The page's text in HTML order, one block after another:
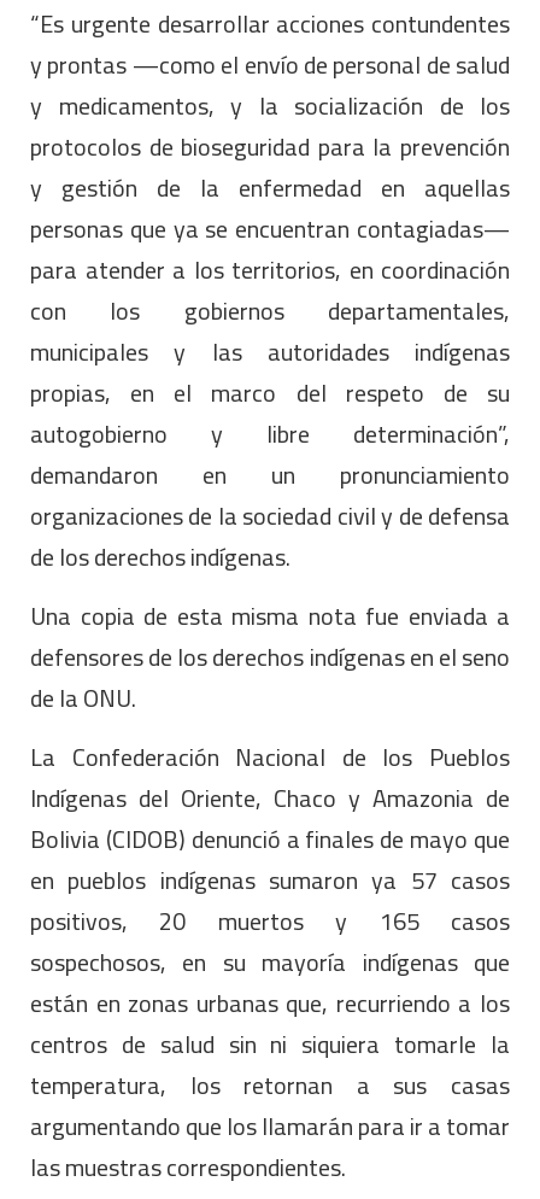
“Es urgente desarrollar acciones contundentes
y prontas —como el envío de personal de salud
y medicamentos, y la socialización de los
protocolos de bioseguridad para la prevención
y gestión de la enfermedad en aquellas
personas que ya se encuentran contagiadas—
para atender a los territorios, en coordinación
con los gobiernos departamentales,
municipales y las autoridades indígenas
propias, en el marco del respeto de su
autogobierno y libre determinación”,
demandaron en un pronunciamiento
organizaciones de la sociedad civil y de defensa
de los derechos indígenas.
Una copia de esta misma nota fue enviada a
defensores de los derechos indígenas en el seno
de la ONU.
La Confederación Nacional de los Pueblos
Indígenas del Oriente, Chaco y Amazonia de
Bolivia (CIDOB) denunció a finales de mayo que
en pueblos indígenas sumaron ya 57 casos
positivos, 20 muertos y 165 casos
sospechosos, en su mayoría indígenas que
están en zonas urbanas que, recurriendo a los
centros de salud sin ni siquiera tomarle la
temperatura, los retornan a sus casas
argumentando que los llamarán para ir a tomar
las muestras correspondientes.